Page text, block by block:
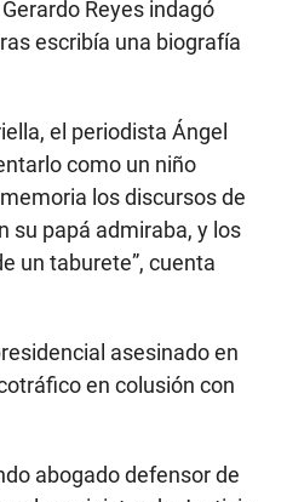
Reyes indagó
escribía una biografía
el periodista Ángel
como un niño
los discursos de
su papá admiraba, y los
un taburete”, cuenta
asesinado en
en colusión con
abogado defensor de